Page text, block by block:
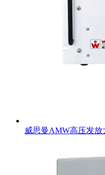
威思曼AMW高压发放